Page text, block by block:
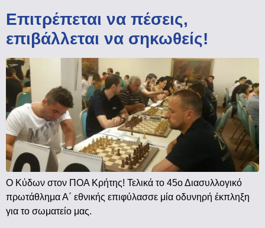
Επιτρέπεται να πέσεις,
επιβάλλεται να σηκωθείς!
Ο Κύδων στον ΠΟΑ Κρήτης! Τελικά το 45ο Διασυλλογικό
πρωτάθλημα Α΄ εθνικής επιφύλασσε μία οδυνηρή έκπληξη
για το σωματείο μας.